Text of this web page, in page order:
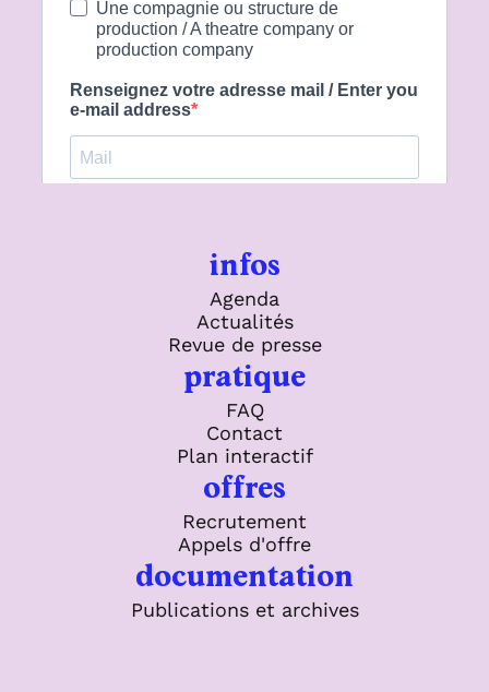
infos
Agenda
Actualités
Revue de presse
pratique
FAQ
Contact
Plan interactif
offres
Recrutement
Appels d'offre
documentation
Publications et archives